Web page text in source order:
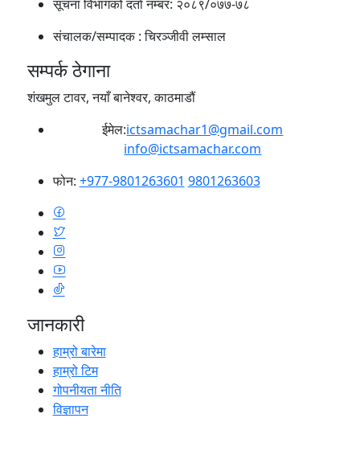
सूचना विभागको दर्ता नम्बर: २०८९/०७७-७८
संचालक/सम्पादक :चिरञ्जीवी लम्साल
सम्पर्क ठेगाना
शंखमुल टावर, नयाँ बानेश्वर, काठमाडौं
ईमेल:ictsamachar1@gmail.com
info@ictsamachar.com
फोन: +977-9801263601 9801263603
जानकारी
हाम्रो बारेमा
हाम्रो टिम
गोपनीयता नीति
विज्ञापन